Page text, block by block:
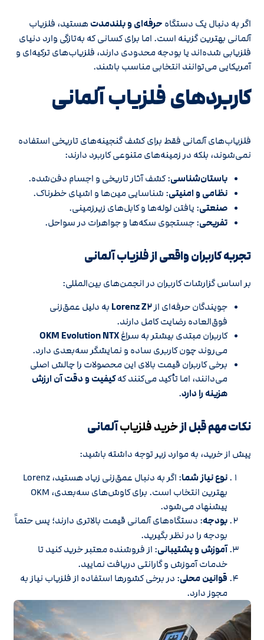
اگر به دنبال یک دستگاه حرفه‌ای و بلندمدت هستید، فلزیاب
آلمانی بهترین گزینه است. اما برای کسانی که به‌تازگی وارد دنیای
فلزیابی شده‌اند یا بودجه محدودی دارند، فلزیاب‌های ترکیه‌ای و
آمریکایی می‌توانند انتخابی مناسب باشند.
کاربردهای فلزیاب آلمانی
فلزیاب‌های آلمانی فقط برای کشف گنجینه‌های تاریخی استفاده
نمی‌شوند، بلکه در زمینه‌های متنوعی کاربرد دارند:
باستان‌شناسی: کشف آثار تاریخی و اجسام دفن‌شده.
نظامی و امنیتی: شناسایی مین‌ها و اشیای خطرناک.
صنعتی: یافتن لوله‌ها و کابل‌های زیرزمینی.
تفریحی: جستجوی سکه‌ها و جواهرات در سواحل.
تجربه کاربران واقعی از فلزیاب آلمانی
بر اساس گزارشات کاربران در انجمن‌های بین‌المللی:
جویندگان حرفه‌ای ازLorenz Z۲ به دلیل عمق‌زنی
فوق‌العاده رضایت کامل دارند.
کاربران مبتدی بیشتر به سراغOKM Evolution NTX
می‌روند چون کاربری ساده و نمایشگر سه‌بعدی دارد.
برخی کاربران قیمت بالای این محصولات را چالش اصلی
می‌دانند، اما تأکید می‌کنند کهکیفیت و دقت آن ارزش
هزینه را دارد.
نکات مهم قبل ازخرید فلزیابآلمانی
پیش از خرید، به موارد زیر توجه داشته باشید:
نوع نیاز شما
: اگر به دنبال عمق‌زنی زیاد هستید، Lorenz
بهترین انتخاب است. برای کاوش‌های سه‌بعدی، OKM
پیشنهاد می‌شود.
بودجه: دستگاه‌های آلمانی قیمت بالاتری دارند؛ پس حتماً
بودجه را در نظر بگیرید.
آموزش و پشتیبانی: از فروشنده معتبر خرید کنید تا
خدمات آموزش و گارانتی دریافت نمایید.
قوانین محلی: در برخی کشورها استفاده از فلزیاب نیاز به
مجوز دارد.